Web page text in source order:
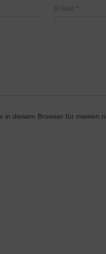
E-Mail *
in diesem Browser für meinen